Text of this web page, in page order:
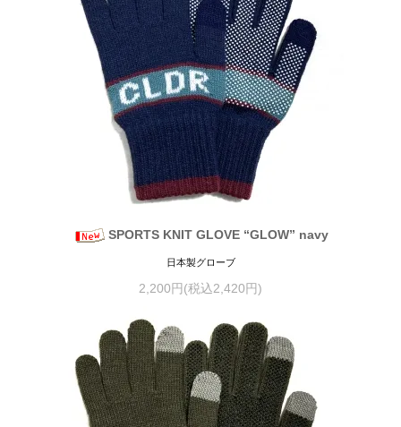
SPORTS KNIT GLOVE “GLOW” navy
日本製グローブ
2,200円(税込2,420円)